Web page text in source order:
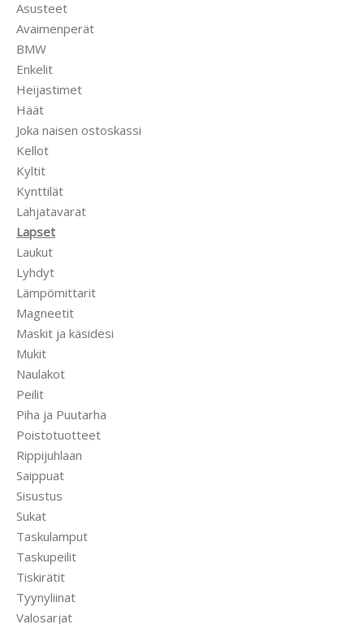
Asusteet
Avaimenperät
BMW
Enkelit
Heijastimet
Häät
Joka naisen ostoskassi
Kellot
Kyltit
Kynttilät
Lahjatavarat
Lapset
Laukut
Lyhdyt
Lämpömittarit
Magneetit
Maskit ja käsidesi
Mukit
Naulakot
Peilit
Piha ja Puutarha
Poistotuotteet
Rippijuhlaan
Saippuat
Sisustus
Sukat
Taskulamput
Taskupeilit
Tiskirätit
Tyynyliinat
Valosarjat